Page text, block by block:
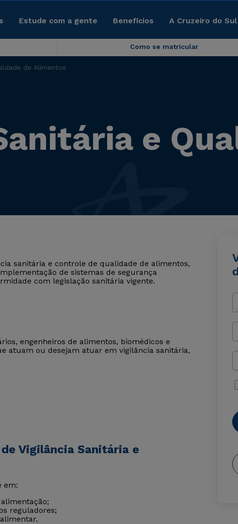
Estude com a gente Benefícios A Cruzeiro do
Como se matricular
de Alimentos
e
sanitária e controle de qualidade de alimentos,
de sistemas de segurança
com legislação sanitária vigente.
engenheiros de alimentos, biomédicos e
atuam ou desejam atuar em vigilância sanitária,
Vigilância Sanitária e
em:
reguladores;